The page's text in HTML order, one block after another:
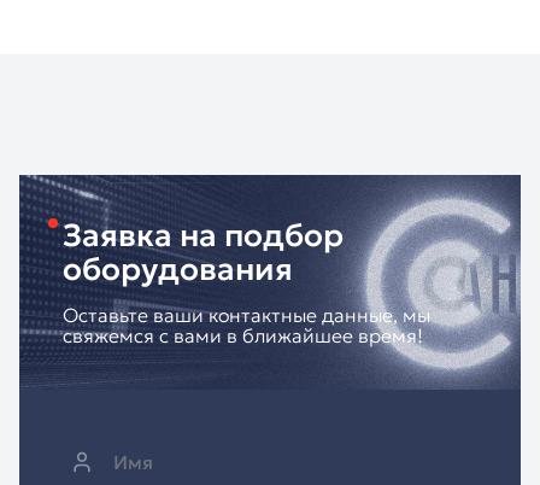
Заявка на подбор
оборудования
Оставьте ваши контактные данные, мы
свяжемся с вами в ближайшее время!